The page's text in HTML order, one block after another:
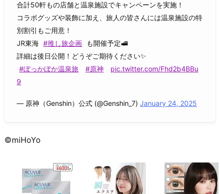
合計50軒もの店舗と温泉施設でキャンペーンを実施！
コラボグッズや装飾に加え、旅人の皆さんには温泉施設の特
別割引もご用意！
JR東海 #推し旅企画
も開催予定🚅
詳細は後日公開！どうぞご期待ください✨
#ぽっかぽか温泉旅
#原神
pic.twitter.com/Fhd2b4BBu
9
— 原神（Genshin）公式 (@Genshin_7) January 24, 2025
©miHoYo